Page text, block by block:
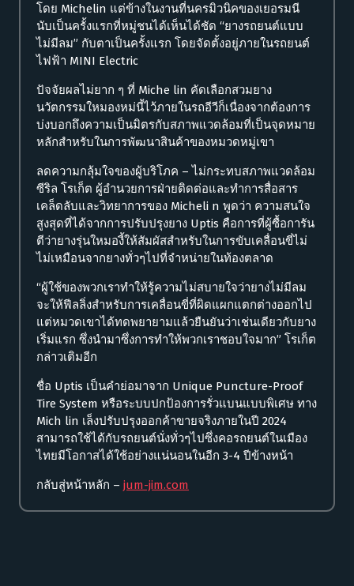
โดย Michelin แต่ข้างในงานที่นครมิวนิคของเยอรมนี
นับเป็นครั้งแรกที่หมู่ชนได้เห็นได้ชัด “ยางรถยนต์แบบ
ไม่มีลม” กับตาเป็นครั้งแรก โดยจัดตั้งอยู่ภายในรถยนต์
ไฟฟ้า MINI Electric
ปัจจัยผลไม่ยาก ๆ ที่ Miche lin คัดเลือกสวมยาง
นวัตกรรมใหมองหม่นี้ไว้ภายในรถอีวีก็เนื่องจากต้องการ
บ่งบอกถึงความเป็นมิตรกับสภาพแวดล้อมที่เป็นจุดหมาย
หลักสำหรับในการพัฒนาสินค้าของหมวดหมู่เขา
ลดความกลุ้มใจของผู้บริโภค – ไม่กระทบสภาพแวดล้อม
ซีริล โรเก็ต ผู้อำนวยการฝ่ายติดต่อและทำการสื่อสาร
เคล็ดลับและวิทยาการของ Micheli n พูดว่า ความสนใจ
สูงสุดที่ได้จากการปรับปรุงยาง Uptis คือการที่ผู้ซื้อการัน
ตีว่ายางรุ่นใหมองี้ให้สัมผัสสำหรับในการขับเคลื่อนขี่ไม่
ไม่เหมือนจากยางทั่วๆไปที่จำหน่ายในท้องตลาด
“ผู้ใช้ของพวกเราทำให้รู้ความไม่สบายใจว่ายางไม่มีลม
จะให้ฟีลลิ่งสำหรับการเคลื่อนขี่ที่ผิดแผกแตกต่างออกไป
แต่หมวดเขาได้ทดพยายามแล้วยืนยันว่าเช่นเดียวกับยาง
เริ่มแรก ซึ่งนำมาซึ่งการทำให้พวกเราชอบใจมาก” โรเก็ต
กล่าวเติมอีก
ชื่อ Uptis เป็นคำย่อมาจาก Unique Puncture-Proof
Tire System หรือระบบปกป้องการรั่วแบนแบบพิเศษ ทาง
Mich lin เล็งปรับปรุงออกค้าขายจริงภายในปี 2024
สามารถใช้ได้กับรถยนต์นั่งทั่วๆไปซึ่งคอรถยนต์ในเมือง
ไทยมีโอกาสได้ใช้อย่างแน่นอนในอีก 3-4 ปีข้างหน้า
กลับสู่หน้าหลัก – jum-jim.com